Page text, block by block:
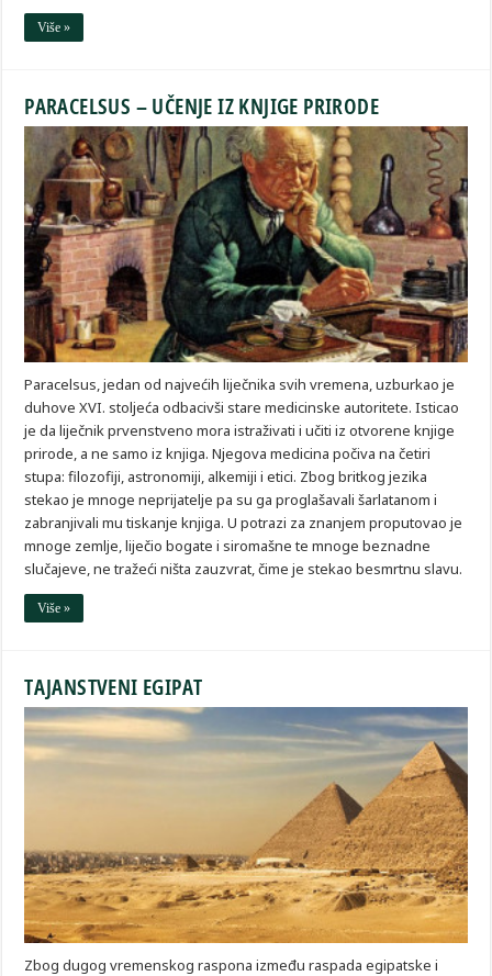
Više »
PARACELSUS – UČENJE IZ KNJIGE PRIRODE
Paracelsus, jedan od najvećih liječnika svih vremena, uzburkao je
duhove XVI. stoljeća odbacivši stare medicinske autoritete. Isticao
je da liječnik prvenstveno mora istraživati i učiti iz otvorene knjige
prirode, a ne samo iz knjiga. Njegova medicina počiva na četiri
stupa: filozofiji, astronomiji, alkemiji i etici. Zbog britkog jezika
stekao je mnoge neprijatelje pa su ga proglašavali šarlatanom i
zabranjivali mu tiskanje knjiga. U potrazi za znanjem proputovao je
mnoge zemlje, liječio bogate i siromašne te mnoge beznadne
slučajeve, ne tražeći ništa zauzvrat, čime je stekao besmrtnu slavu.
Više »
TAJANSTVENI EGIPAT
Zbog dugog vremenskog raspona između raspada egipatske i